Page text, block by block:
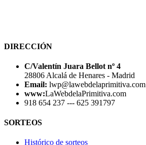
DIRECCIÓN
C/Valentín Juara Bellot nº 4
28806 Alcalá de Henares - Madrid
Email: lwp@lawebdelaprimitiva.com
www:LaWebdelaPrimitiva.com
918 654 237 --- 625 391797
SORTEOS
Histórico de sorteos